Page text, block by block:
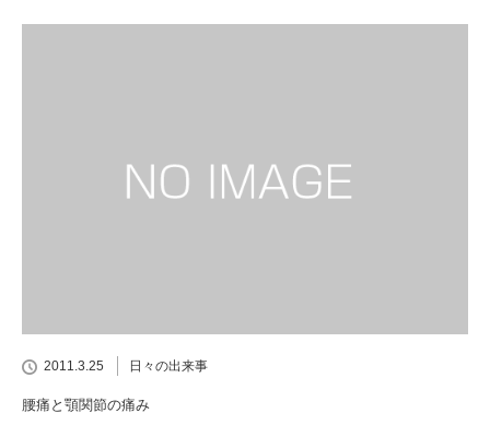
2011.3.25 日々の出来事
腰痛と顎関節の痛み